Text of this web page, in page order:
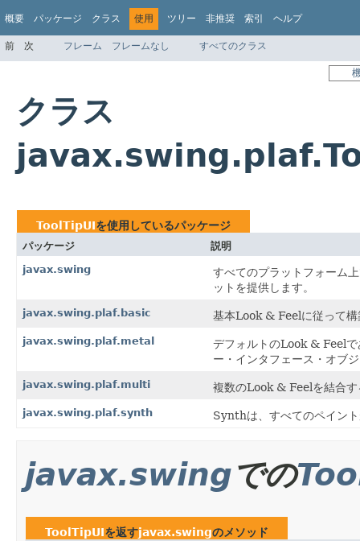
概要 パッケージ クラス 使用 ツリー 非推奨 索引 ヘルプ
前 次 フレーム フレームなし すべてのクラス
クラス
ToolTipUIを使用しているパッケージ
パッケージ
説明
javax.swing
すべてのプラットフォーム
ットを提供します。
javax.swing.plaf.basic 基本Look & Feelに従って構
javax.swing.plaf.metal
デフォルトのLook & Feel
ー・インタフェース・オブ
javax.swing.plaf.multi 複数のLook & Feelを結合す
javax.swing.plaf.synth Synthは、すべてのペイン
javax.swingでの
ToolTipUIを返すjavax.swingのメソッド